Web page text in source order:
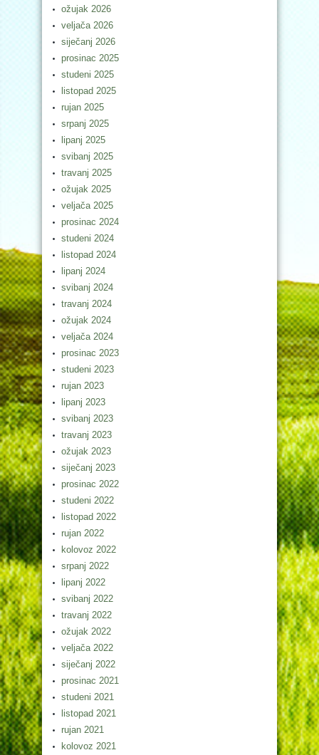
ožujak 2026
veljača 2026
siječanj 2026
prosinac 2025
studeni 2025
listopad 2025
rujan 2025
srpanj 2025
lipanj 2025
svibanj 2025
travanj 2025
ožujak 2025
veljača 2025
prosinac 2024
studeni 2024
listopad 2024
lipanj 2024
svibanj 2024
travanj 2024
ožujak 2024
veljača 2024
prosinac 2023
studeni 2023
rujan 2023
lipanj 2023
svibanj 2023
travanj 2023
ožujak 2023
siječanj 2023
prosinac 2022
studeni 2022
listopad 2022
rujan 2022
kolovoz 2022
srpanj 2022
lipanj 2022
svibanj 2022
travanj 2022
ožujak 2022
veljača 2022
siječanj 2022
prosinac 2021
studeni 2021
listopad 2021
rujan 2021
kolovoz 2021